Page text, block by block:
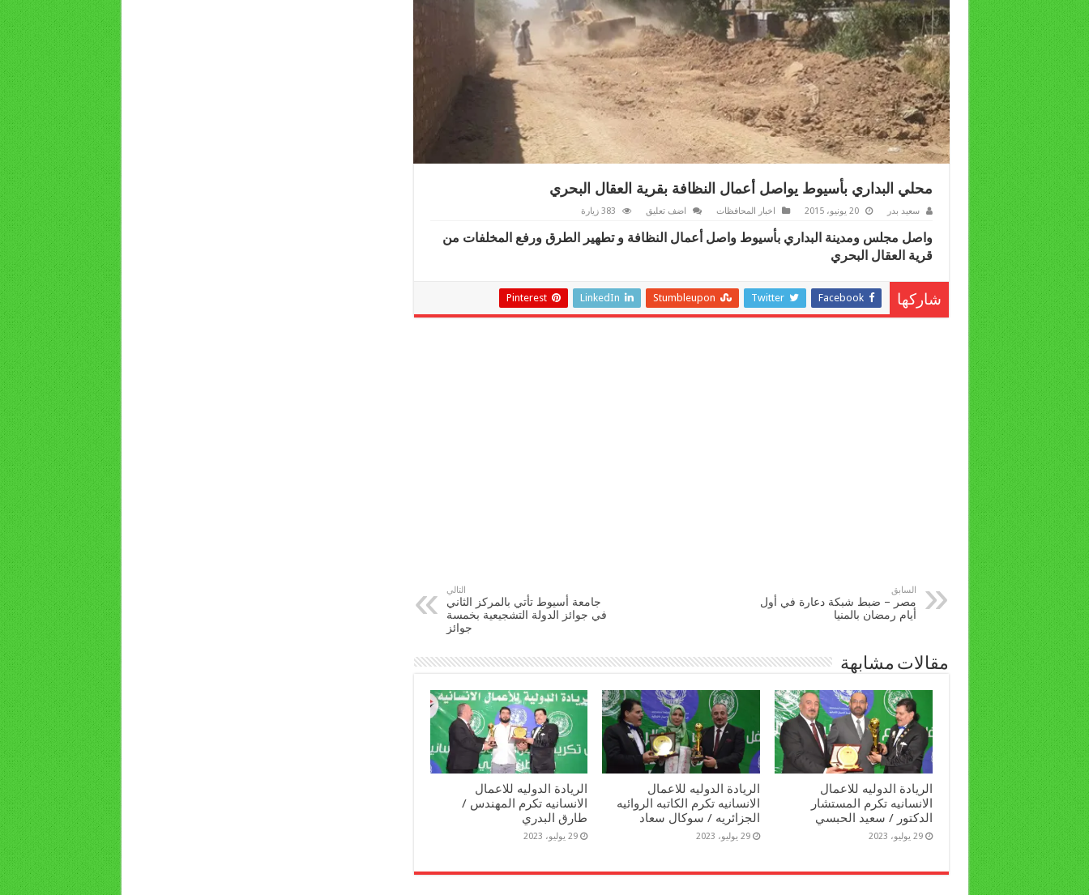
محلي البداري بأسيوط يواصل أعمال النظافة بقرية العقال البحري
سعيد بدر 20 يونيو، 2015 اخبار المحافظات اضف تعليق 383 زيارة
واصل مجلس ومدينة البداري بأسيوط واصل أعمال النظافة و تطهير الطرق ورفع المخلفات من
قرية العقال البحري
شاركها Facebook
Twitter
Stumbleupon
LinkedIn
Pinterest
السابق
مصر – ضبط شبكة دعارة في أول
أيام رمضان بالمنيا
التالي
جامعة أسيوط تأتي بالمركز الثاني
في جوائز الدولة التشجيعية بخمسة
جوائز
مقالات مشابهة
الريادة الدوليه للاعمال
الانسانيه تكرم المستشار
الدكتور / سعيد الحبسي
29 يوليو، 2023
الريادة الدوليه للاعمال
الانسانيه تكرم الكاتبه الروائيه
الجزائريه / سوكال سعاد
29 يوليو، 2023
الريادة الدوليه للاعمال
الانسانيه تكرم المهندس /
طارق البدري
29 يوليو، 2023